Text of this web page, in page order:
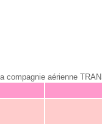
aérienne